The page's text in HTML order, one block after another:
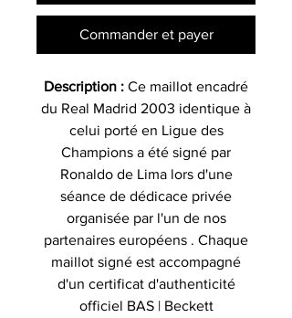
Commander et payer
Description : Ce maillot encadré
du Real Madrid 2003 identique à
celui porté en Ligue des
Champions a été signé par
Ronaldo de Lima lors d'une
séance de dédicace privée
organisée par l'un de nos
partenaires européens . Chaque
maillot signé est accompagné
d'un certificat d'authenticité
officiel BAS | Beckett